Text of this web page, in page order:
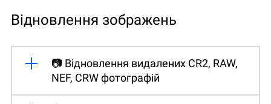
Відновлення зображень
📷 Відновлення видалених CR2, RAW,
NEF, CRW фотографій